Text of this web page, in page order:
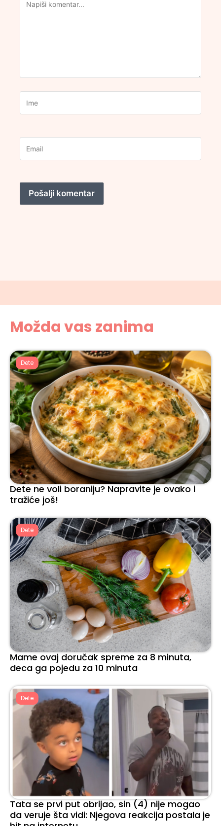
Možda vas zanima
Dete
Dete ne voli boraniju? Napravite je ovako i
tražiće još!
Dete
Mame ovaj doručak spreme za 8 minuta,
deca ga pojedu za 10 minuta
Dete
Tata se prvi put obrijao, sin (4) nije mogao
da veruje šta vidi: Njegova reakcija postala je